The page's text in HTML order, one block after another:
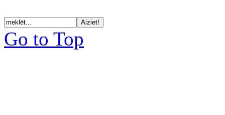
Go to Top